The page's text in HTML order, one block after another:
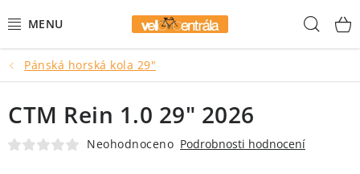
na
AKCE
HORSKÁ KOLA
GRAVEL KOLA
Pánská horská kola 29"
CTM Rein 1.0 29" 2026
Neohodnoceno Podrobnosti hodnocení